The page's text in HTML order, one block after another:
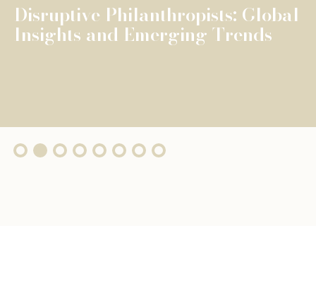
The Fondation de Luxembourg
surpasses €100 million in total
grants, wi...